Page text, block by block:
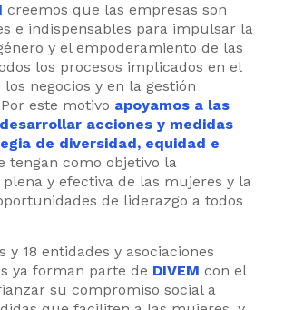
creemos que las empresas son
e indispensables para impulsar la
y el empoderamiento de las
los procesos implicados en el
negocios y en la gestión
este motivo apoyamos a las
acciones y medidas
de diversidad, equidad e
tengan como objetivo la
y efectiva de las mujeres y la
de liderazgo a todos
y 18 entidades y asociaciones
ya forman parte de DIVEM con el
su compromiso social a